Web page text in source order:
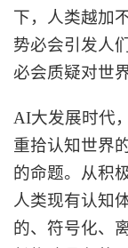
下，人类越加
势必会引发人
必会质疑对世
AI大发展时代
重拾认知世界
的命题。从积
人类现有认知
的、符号化、